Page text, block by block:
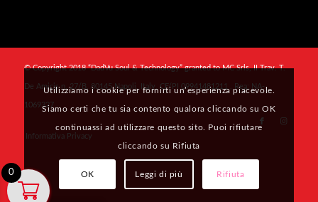
© Copyright 2018 “DadVu Soul & Technology” granted to MC Srls, II Trav. T.
De Amicis n. 27/B, 80145 Napoli, Italy, CF/PI 09941481211 , Rea: NA-
1069327
Informativa Privacy
Utilizziamo i cookie per fornirti un’esperienza piacevole.
Siamo certi che tu sia contento qualora cliccando su OK
continuassi ad utilizzare questo sito. Puoi rifiutare
cliccando su Rifiuta
OK Leggi di più Rifiuta
0